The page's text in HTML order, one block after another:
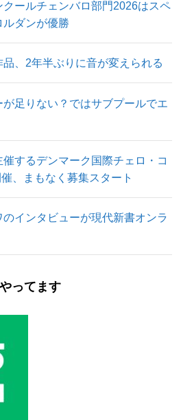
ールチェンバロ部門2026はスペ
ダンが優勝
、2年半ぶりに音が変えられる
足りない？ではサブプールでエ
するデンマーク国際チェロ・コ
、まもなく募集スタート
インタビューが現代新書オンラ
ってます